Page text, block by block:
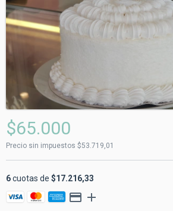
$65.000
Precio sin impuestos $53.719,01
6cuotas de $17.216,33